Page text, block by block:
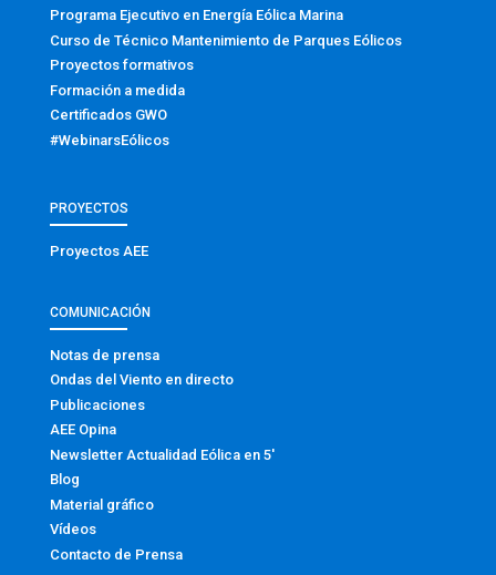
Programa Ejecutivo en Energía Eólica Marina
Curso de Técnico Mantenimiento de Parques Eólicos
Proyectos formativos
Formación a medida
Certificados GWO
#WebinarsEólicos
PROYECTOS
Proyectos AEE
COMUNICACIÓN
Notas de prensa
Ondas del Viento en directo
Publicaciones
AEE Opina
Newsletter Actualidad Eólica en 5′
Blog
Material gráfico
Vídeos
Contacto de Prensa